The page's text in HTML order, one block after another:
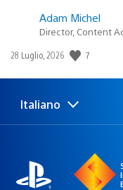
Adam Michel
Director, Content
Data
pubblicazione:
28 Luglio, 2026 7
Seleziona
Regione
Italiano